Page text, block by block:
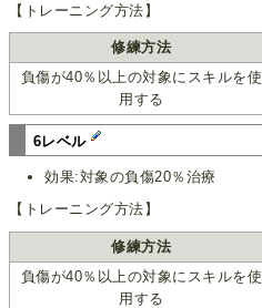
【トレーニング方法】
修練方法
負傷が40％以上の対象にスキルを使
用する
6レベル
効果:対象の負傷20％治療
【トレーニング方法】
修練方法
負傷が40％以上の対象にスキルを使
用する